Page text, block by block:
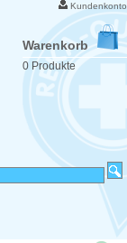
Kundenkonto
Warenkorb
0 Produkte